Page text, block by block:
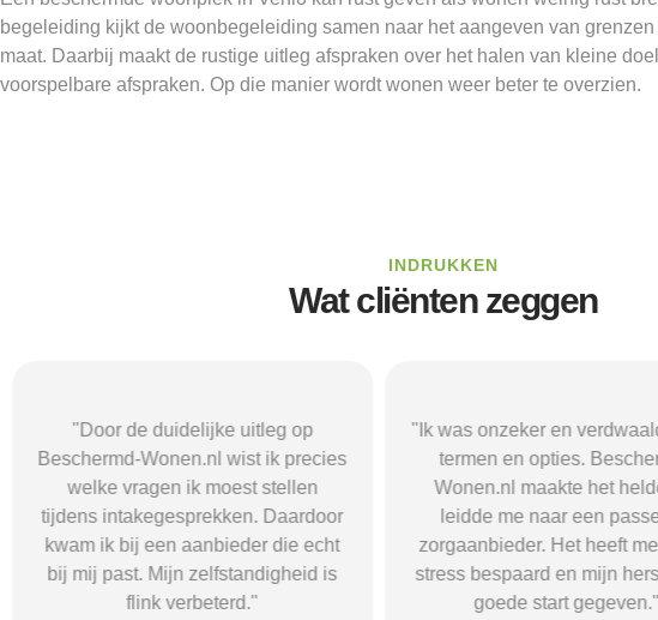
begeleiding kijkt de woonbegeleiding samen naar het aangeven van
maat. Daarbij maakt de rustige uitleg afspraken over het halen van kleine
voorspelbare afspraken. Op die manier wordt wonen weer beter te overzien.
INDRUKKEN
Wat cliënten zeggen
"Door de duidelijke uitleg op
Beschermd-Wonen.nl wist ik precies
welke vragen ik moest stellen
tijdens intakegesprekken. Daardoor
kwam ik bij een aanbieder die echt
bij mij past. Mijn zelfstandigheid is
flink verbeterd."
"Ik was onzeker en
termen en opties.
Wonen.nl maakte het
leidde me naar een
zorgaanbieder. Het heeft
stress bespaard en mijn
goede start gegeven."